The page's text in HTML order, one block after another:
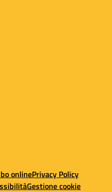
onlinePrivacy Policy
Gestione cookie